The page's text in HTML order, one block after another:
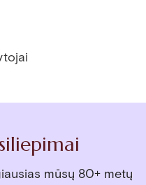
mūsų 80+ metų